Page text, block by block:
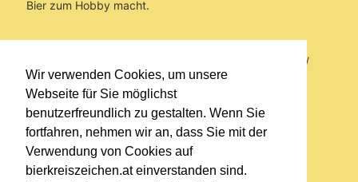
Wir verwenden Cookies, um unsere
Webseite für Sie möglichst
benutzerfreundlich zu gestalten. Wenn Sie
fortfahren, nehmen wir an, dass Sie mit der
Verwendung von Cookies auf
bierkreiszeichen.at einverstanden sind.
Bier zum Hobby macht.
Sie befinden sich auf https://www.bierkreiszeichen.at/
im Pfad:Übers Bier/Biersorten
Erstellt: 2014-08-04
Links